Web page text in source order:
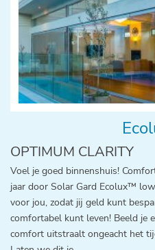
OPTIMUM CLARITY
Voel je goed binnenshuis!
jaar door Solar Gard Ecolux™
voor jou, zodat jij geld kunt
comfortabel kunt leven! Beeld je
comfort uitstraalt ongeacht het